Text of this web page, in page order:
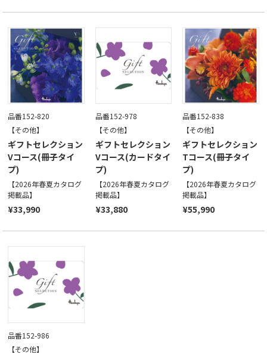
品番152-820
【その他】
ギフトセレクション
Vコース(冊子タイ
プ)
【2026年春夏カタログ
掲載品】
¥33,990
品番152-978
【その他】
ギフトセレクション
Vコース(カードタイ
プ)
【2026年春夏カタログ
掲載品】
¥33,880
品番152-838
【その他】
ギフトセレクション
Tコース(冊子タイ
プ)
【2026年春夏カタログ
掲載品】
¥55,990
品番152-986
【その他】